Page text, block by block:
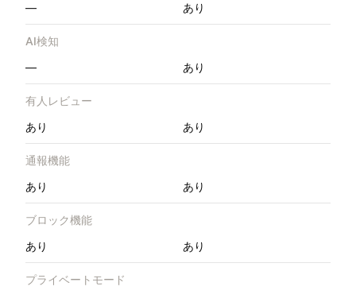
—
あり
AI検知
—
あり
有人レビュー
あり
あり
通報機能
あり
あり
ブロック機能
あり
あり
プライベートモード